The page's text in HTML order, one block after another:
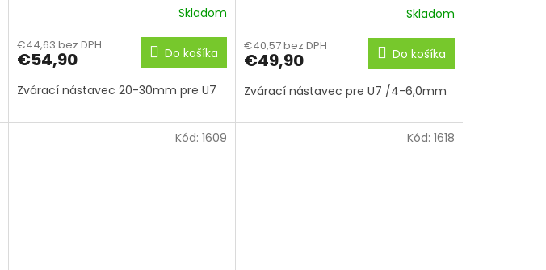
Skladom
€44,63 bez DPH
€54,90 Do košíka
Zvárací nástavec 20-30mm pre U7
Skladom
€40,57 bez DPH
€49,90 Do košíka
Zvárací nástavec pre U7 /4-6,0mm
Kód: 1609 Kód: 1618